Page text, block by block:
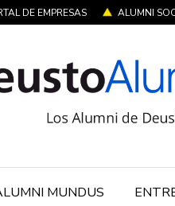
DE EMPRESAS ALUMNI
MUNDUS